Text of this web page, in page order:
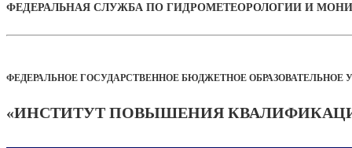
ФЕДЕРАЛЬНАЯ СЛУЖБА ПО ГИДРОМЕТЕОРОЛОГИИ И
ФЕДЕРАЛЬНОЕ ГОСУДАРСТВЕННОЕ БЮДЖЕТНОЕ
«ИНСТИТУТ ПОВЫШЕНИЯ